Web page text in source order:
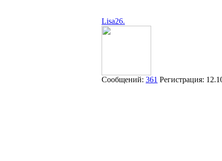
Lisa26.
Сообщений: 361 Регистрация: